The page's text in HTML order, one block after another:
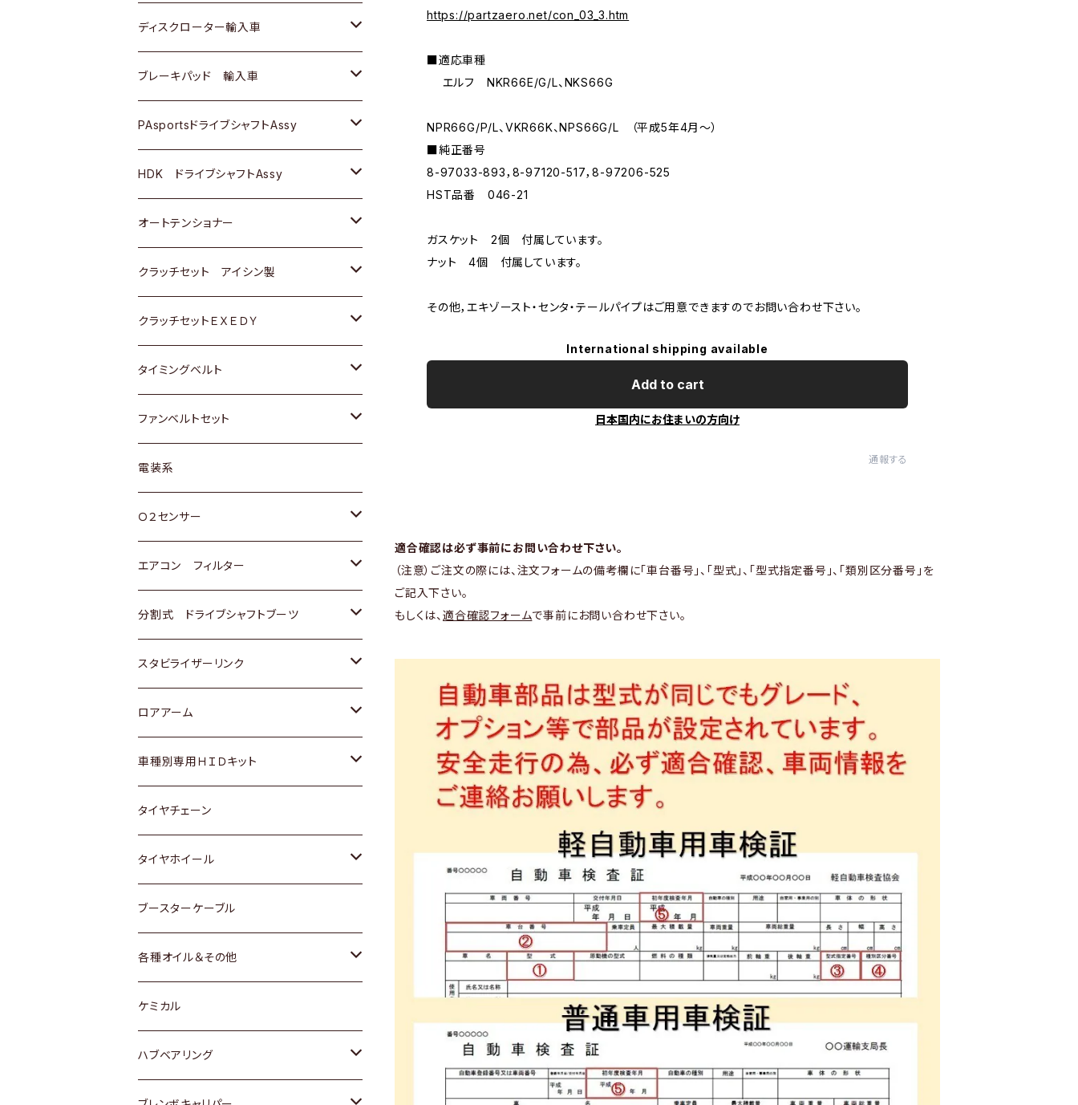
https://partzaero.net/con_03_3.htm
■適応車種
エルフ NKR66E/G/L、NKS66G
NPR66G/P/L、VKR66K、NPS66G/L （平成5年4月〜）
■純正番号
8-97033-893，8-97120-517，8-97206-525
HST品番 046-21
ガスケット 2個 付属しています。
ナット 4個 付属しています。
その他，エキゾースト・センタ・テールパイプはご用意できますのでお問い合わせ下さい。
International shipping available
Add to cart
日本国内にお住まいの方向け
通報する
適合確認は必ず事前にお問い合わせ下さい。
（注意）ご注文の際には、注文フォームの備考欄に「車台番号」、「型式」、「型式指定番号」、「類別区分番号」を
ご記入下さい。
もしくは、 適合確認フォームで事前にお問い合わせ下さい。
スバル
マツダ
三菱
スバル
ＢＥＮＺ
マツダ
三菱
スバル
ダイハツ
マツダ
三菱
スバル
日産
ダイハツ
マツダ
三菱
スバル
スズキ
日産
ダイハツ
マツダ
三菱
スバル
スズキ
日産
ダイハツ
マツダ
三菱
スバル
トヨタ
ホンダ
スズキ
日産
いすゞ
ダイハツ
マツダ
三菱
スバル
日野
ディスクローター輸入車
ＡＵＤＩ
ＢＥＮＺ
ＢＭＷ
GOLF
ＷＡＧＥＮ
アストロ（シボレー）
クライスラー
ブレーキパッド 輸入車
ＢＥＮＺ
ＢＭＷ
ＷＡＧＥＮ
ＶＯＬＶＯ
PAsportsドライブシャフトAssy
トヨタ
ホンダ
スズキ
日産
ダイハツ
マツダ
三菱
スバル
HDK ドライブシャフトAssy
スズキ
ダイハツ
日産
ホンダ
マツダ
オートテンショナー
トヨタ
クラッチセット アイシン製
ホンダ
スズキ
ダイハツ
マツダ
三菱
スバル
クラッチセットＥＸＥＤＹ
ホンダ
スズキ
日産
ダイハツ
マツダ
三菱
スバル
タイミングベルト
トヨタ
スズキ
ダイハツ
三菱
スバル
ファンベルトセット
トヨタ
ホンダ
スズキ
日産
いすゞ
ダイハツ
マツダ
三菱
スバル
レクサス
電装系
Ｏ２センサー
トヨタ
ホンダ
スズキ
日産
ダイハツ
マツダ
三菱
スバル
エアコン フィルター
トヨタ
ホンダ
スズキ
日産
いすゞ
ダイハツ
マツダ
三菱
スバル
分割式 ドライブシャフトブーツ
トヨタ
ホンダ
スズキ
日産
ダイハツ
スバル
スタビライザーリンク
トヨタ
ホンダ
スズキ
日産
ダイハツ
マツダ
ロアアーム
ホンダ
スズキ
日産
ダイハツ
マツダ
スバル
車種別専用ＨＩＤキット
トヨタ
マツダ
タイヤチェーン
タイヤホイール
トヨタ
ホンダ
スズキ
日産
ブースターケーブル
各種オイル＆その他
ディーデル洗浄添加剤
ケミカル
ハブベアリング